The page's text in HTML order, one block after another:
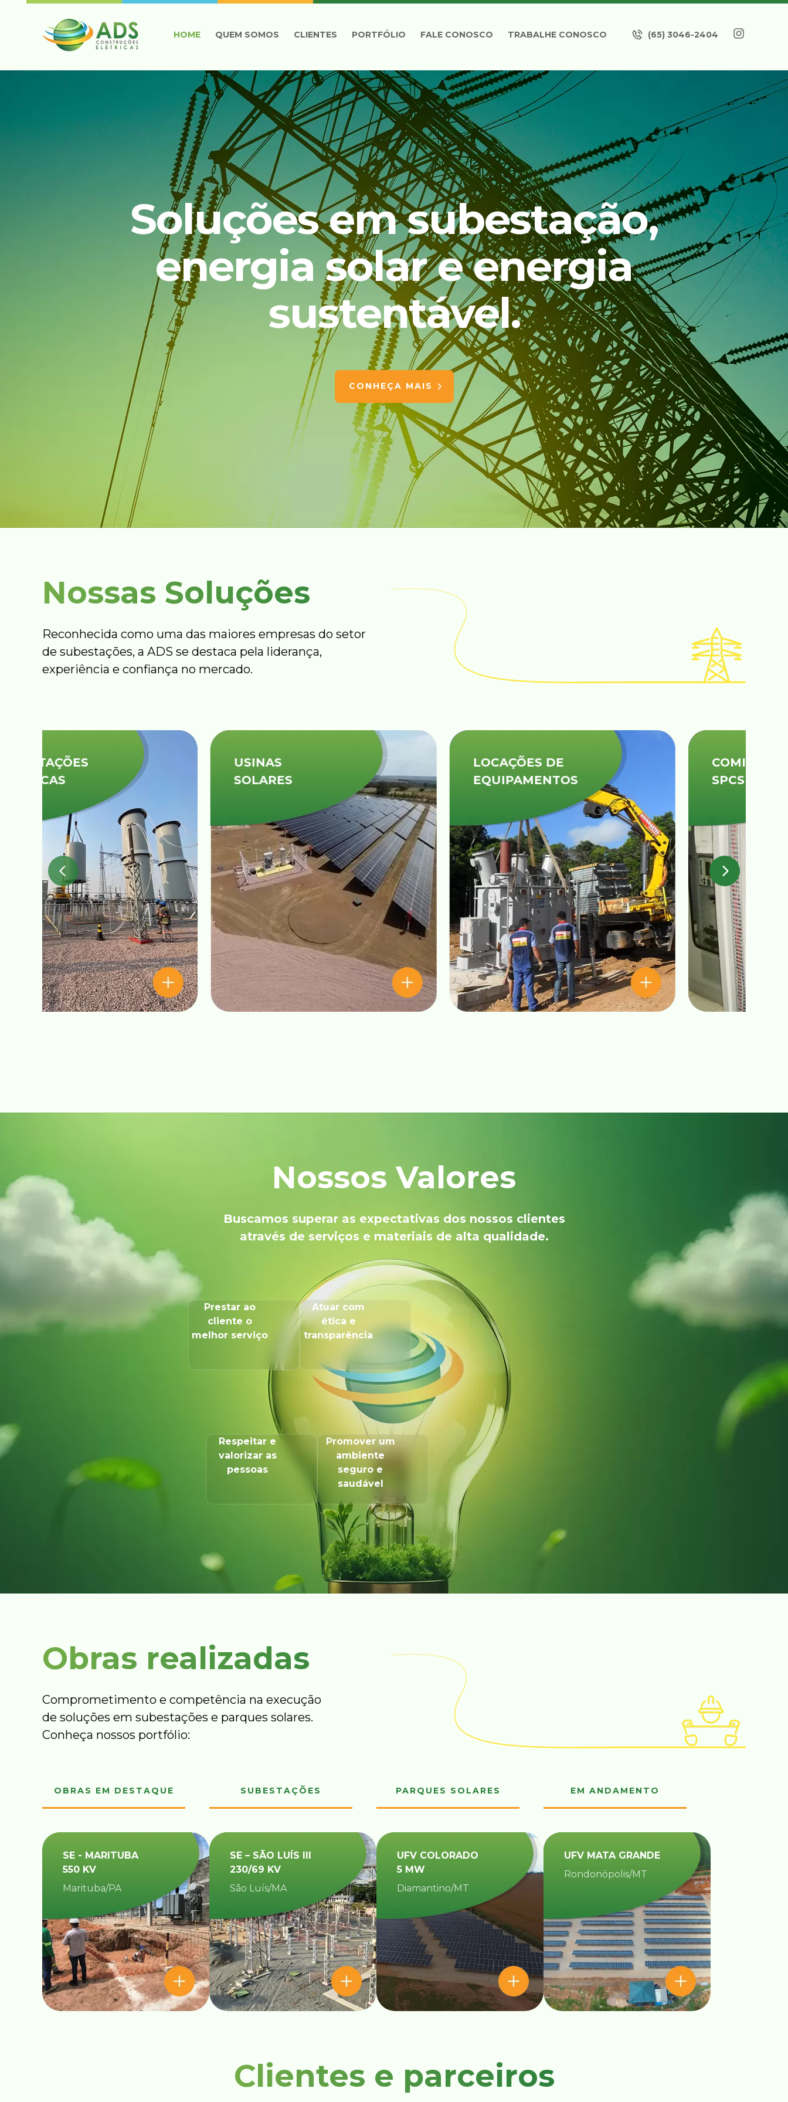
HOME QUEM SOMOS CLIENTES PORTFÓLIO FALE CONOSCO TRABALHE CONOSCO (65) 3046-2404
Soluções em subestação,
energia solar e energia
sustentável.
CONHEÇA MAIS
Nossas Soluções
Reconhecida como uma das maiores empresas do setor
de subestações, a ADS se destaca pela liderança,
experiência e confiança no mercado.
USINAS
LOCAÇÕES DE
EQUIPAMENTOS
COMISSIONAMENTO/
SPCS
Nossos Valores
Buscamos superar as expectativas dos nossos clientes
através de serviços e materiais de alta qualidade.
Prestar ao
cliente o
melhor serviço
Atuar com
ética e
transparência
Respeitar e
valorizar as
pessoas
Promover um
ambiente
seguro e
saudável
Obras realizadas
Comprometimento e competência na execução
de soluções em subestações e parques solares.
Conheça nossos portfólio:
OBRAS EM DESTAQUE
SE - MARITUBA
550 KV
Marituba/PA
SUBESTAÇÕES
SE – SÃO LUÍS III
230/69 KV
São Luís/MA
PARQUES SOLARES
UFV COLORADO
5 MW
Diamantino/MT​
EM ANDAMENTO
UFV MATA GRANDE​
Rondonópolis/MT
Clientes e parceiros